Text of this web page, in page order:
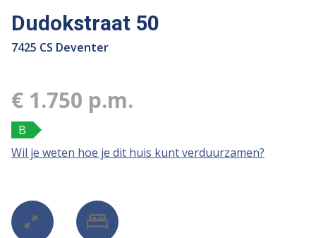
Dudokstraat 50
7425 CS Deventer
€ 1.750 p.m.
B
Wil je weten hoe je dit huis kunt verduurzamen?